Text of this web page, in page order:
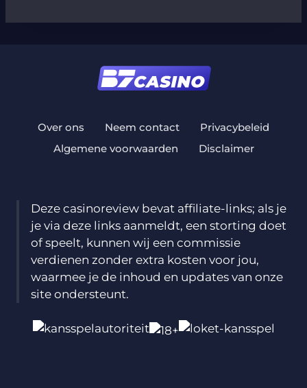
Over ons Neem contact
Privacybeleid
Algemene voorwaarden
Disclaimer
Deze casinoreview bevat affiliate-links; als je
je via deze links aanmeldt, een storting doet
of speelt, kunnen wij een commissie
verdienen zonder extra kosten voor jou,
waarmee je de inhoud en updates van onze
site ondersteunt.